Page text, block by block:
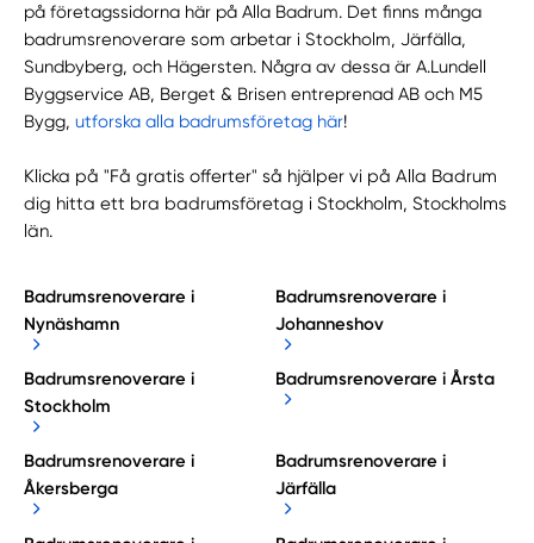
på företagssidorna här på Alla Badrum. Det finns många
badrumsrenoverare som arbetar i Stockholm, Järfälla,
Sundbyberg, och Hägersten. Några av dessa är A.Lundell
Byggservice AB, Berget & Brisen entreprenad AB och M5
Bygg,utforska alla badrumsföretag här!
Klicka på "Få gratis offerter" så hjälper vi på Alla Badrum
dig hitta ett bra badrumsföretag i Stockholm, Stockholms
län.
Badrumsrenoverare i
Nynäshamn
Badrumsrenoverare i
Johanneshov
Badrumsrenoverare i
Stockholm
Badrumsrenoverare i Årsta
Badrumsrenoverare i
Åkersberga
Badrumsrenoverare i
Järfälla